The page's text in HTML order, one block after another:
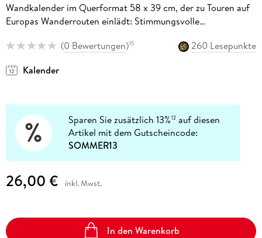
Wandkalender im Querformat 58 x 39 cm, der zu Touren auf
Europas Wanderrouten einlädt: Stimmungsvolle
(0 Bewertungen)15
260 Lesepunkte
Kalender
Sparen Sie zusätzlich 13%12 auf diesen
Artikel mit dem Gutscheincode:
SOMMER13
26,00 € inkl. Mwst.
In den Warenkorb